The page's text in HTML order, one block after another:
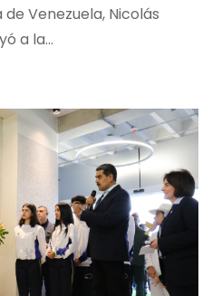
Venezuela, Nicolás
a la…